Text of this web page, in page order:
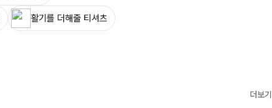
활기를 더해줄 티셔츠
더보기